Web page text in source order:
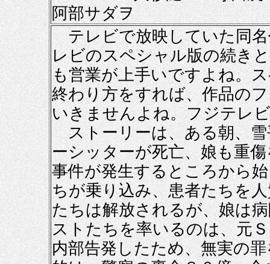
阿部サダヲ
テレビで放映していた同名
レビのスペシャル版の続き
も営業が上手いですよね。
終わり方をすれば、作品の
いきませんよね。フジテレ
ストーリーは、ある朝、雪
ーシッターが死亡、娘も重
事件が発生するところから
ちが乗り込み、患者たちを
たちは解放されるが、娘は
ストたちを率いるのは、元
内部告発したため、無実の